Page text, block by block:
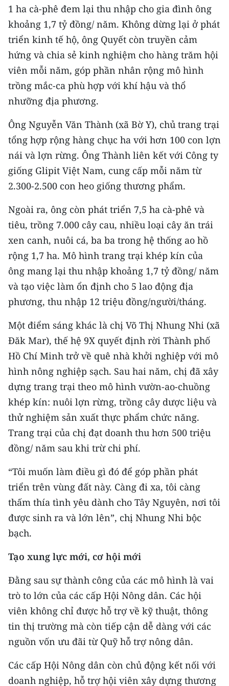
TIN MỚI
TIN ĐỊA PHƯƠNG
Trung du và miền núi phía Bắc
Đồng bằng sông Hồng
Bắc Trung Bộ
Duyên hải Nam Trung Bộ và Tây
Nguyên
Đông Nam Bộ
Đồng bằng sông Cửu Long
Chuyên trang Hà Nội
Chuyên trang TP. Hồ Chí Minh
CHUYÊN ĐỀ
CÁC CHUYÊN TRANG
VỀ BÁO NHÂN DÂN
THỜI NAY
NHÂN DÂN CUỐI TUẦN
NHÂN DÂN HẰNG THÁNG
MUA BÁO
ĐỌC BÁO IN
中文
FRANÇAIS
РУССКИЙ
ESPAÑOL
한국어
1 ha cà-phê đem lại thu nhập cho gia đình ông
khoảng 1,7 tỷ đồng/ năm. Không dừng lại ở phát
triển kinh tế hộ, ông Quyết còn truyền cảm
hứng và chia sẻ kinh nghiệm cho hàng trăm hội
viên mỗi năm, góp phần nhân rộng mô hình
trồng mắc-ca phù hợp với khí hậu và thổ
nhưỡng địa phương.
Ông Nguyễn Văn Thành (xã Bờ Y), chủ trang trại
tổng hợp rộng hàng chục ha với hơn 100 con lợn
nái và lợn rừng. Ông Thành liên kết với Công ty
giống Glipit Việt Nam, cung cấp mỗi năm từ
2.300-2.500 con heo giống thương phẩm.
Ngoài ra, ông còn phát triển 7,5 ha cà-phê và
tiêu, trồng 7.000 cây cau, nhiều loại cây ăn trái
xen canh, nuôi cá, ba ba trong hệ thống ao hồ
rộng 1,7 ha. Mô hình trang trại khép kín của
ông mang lại thu nhập khoảng 1,7 tỷ đồng/ năm
và tạo việc làm ổn định cho 5 lao động địa
phương, thu nhập 12 triệu đồng/người/tháng.
Một điểm sáng khác là chị Võ Thị Nhung Nhi (xã
Đăk Mar), thế hệ 9X quyết định rời Thành phố
Hồ Chí Minh trở về quê nhà khởi nghiệp với mô
hình nông nghiệp sạch. Sau hai năm, chị đã xây
dựng trang trại theo mô hình vườn-ao-chuồng
khép kín: nuôi lợn rừng, trồng cây dược liệu và
thử nghiệm sản xuất thực phẩm chức năng.
Trang trại của chị đạt doanh thu hơn 500 triệu
đồng/ năm sau khi trừ chi phí.
“Tôi muốn làm điều gì đó để góp phần phát
triển trên vùng đất này. Càng đi xa, tôi càng
thấm thía tình yêu dành cho Tây Nguyên, nơi tôi
được sinh ra và lớn lên”, chị Nhung Nhi bộc
bạch.
Tạo xung lực mới, cơ hội mới
Đằng sau sự thành công của các mô hình là vai
trò to lớn của các cấp Hội Nông dân. Các hội
viên không chỉ được hỗ trợ về kỹ thuật, thông
tin thị trường mà còn tiếp cận dễ dàng với các
nguồn vốn ưu đãi từ Quỹ hỗ trợ nông dân.
Các cấp Hội Nông dân còn chủ động kết nối với
doanh nghiệp, hỗ trợ hội viên xây dựng thương